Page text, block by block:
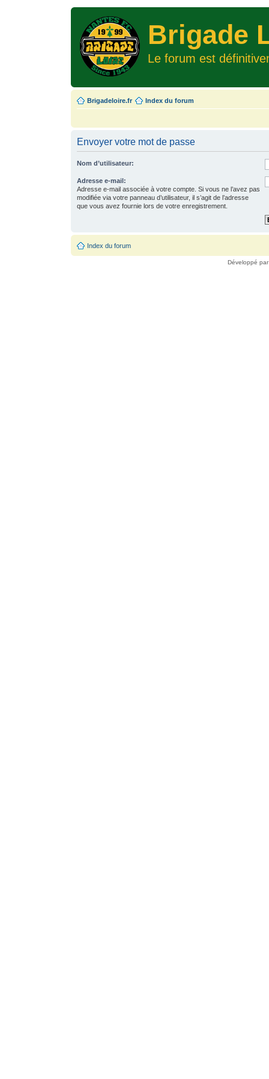
Brigade
Le forum est
Brigadeloire.fr Index du forum
Envoyer votre mot de passe
Nom d’utilisateur:
Adresse e-mail:
Adresse e-mail associée à votre compte. Si vous ne l’avez pas
modifiée via votre panneau d’utilisateur, il s’agit de l’adresse
que vous avez fournie lors de votre enregistrement.
Index du forum
Développé